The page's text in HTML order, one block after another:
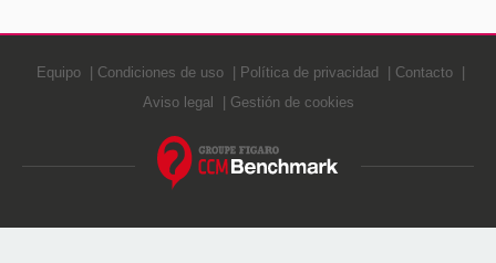
Equipo Condiciones de uso Política de privacidad
Contacto
Aviso legal
Gestión de cookies